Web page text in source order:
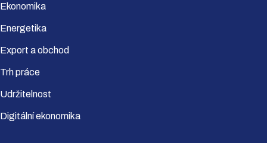
Ekonomika
Energetika
Export a obchod
Trh práce
Udržitelnost
Digitální ekonomika